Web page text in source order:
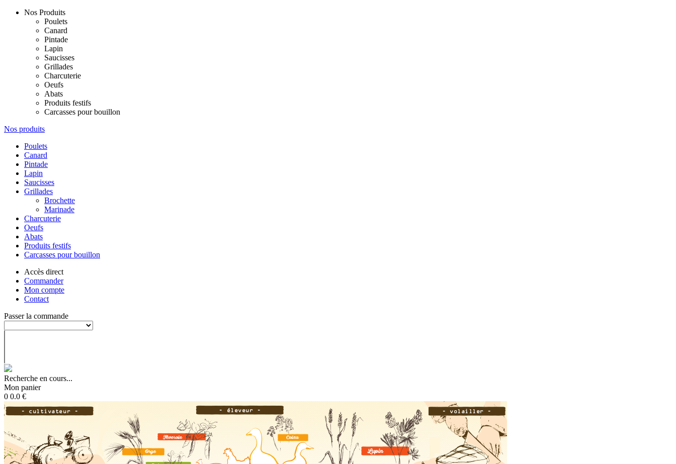
Nos Produits
Poulets
Canard
Pintade
Lapin
Saucisses
Grillades
Charcuterie
Oeufs
Abats
Produits festifs
Carcasses pour bouillon
Nos produits
Poulets
Canard
Pintade
Lapin
Saucisses
Grillades
Brochette
Marinade
Charcuterie
Oeufs
Abats
Produits festifs
Carcasses pour bouillon
Accès direct
Commander
Mon compte
Contact
Passer la commande
Recherche en cours...
Mon panier
0 0.0 €